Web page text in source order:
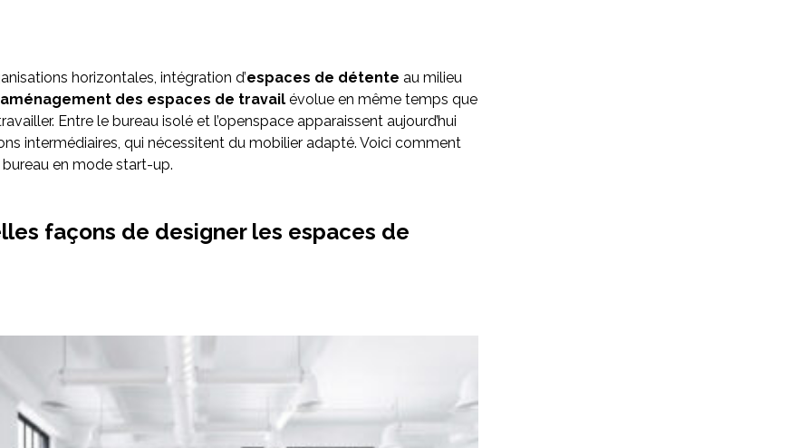
horizontales, intégration d’espaces de détente au milieu
aménagement des espaces de travail évolue en même temps que
Entre le bureau isolé et l’openspace apparaissent aujourd’hui
intermédiaires, qui nécessitent du mobilier adapté. Voici comment
en mode start-up.
façons de designer les espaces de